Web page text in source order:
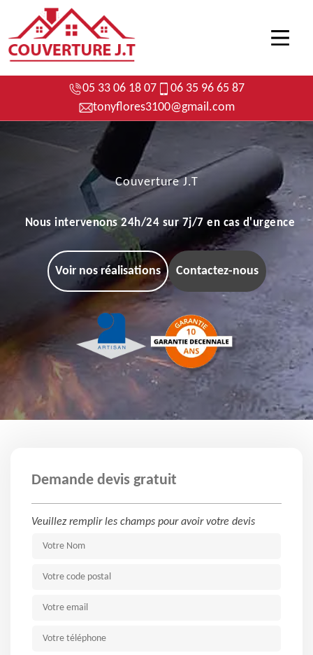
05 33 06 18 07
06 35 96 65 87
tonyflores3100@gmail.com
Couverture J.T
Nous intervenons 24h/24 sur 7j/7 en cas d'urgence
Voir nos réalisations Contactez-nous
Demande devis gratuit
Veuillez remplir les champs pour avoir votre devis